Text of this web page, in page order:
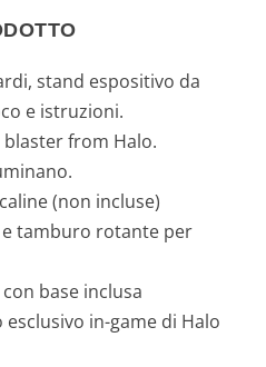
stand espositivo da
e istruzioni.
from Halo.
(non incluse)
tamburo rotante per
base inclusa
in-game di Halo